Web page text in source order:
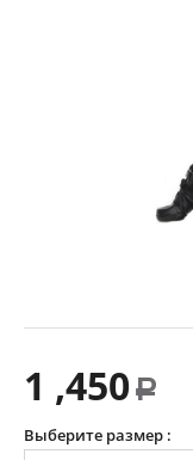
1 ,450 Р
Выберите размер :